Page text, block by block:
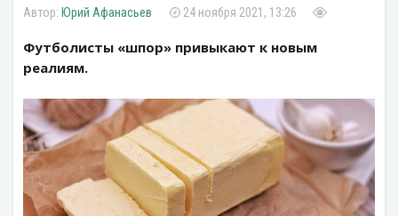
Юрий Афанасьев 24 ноября 2021, 13:26
Футболисты «шпор» привыкают к новым
реалиям.